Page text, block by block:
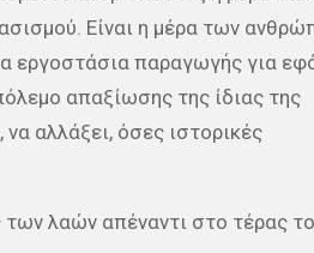
Είναι η μέρα των
εργοστάσια παραγωγής για
απαξίωσης της ίδιας της
αλλάξει, όσες ιστορικές
των λαών απέναντι στο τέρας